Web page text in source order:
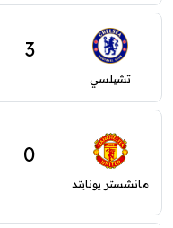
تشيلسي
3
مانشستر يونايتد
0